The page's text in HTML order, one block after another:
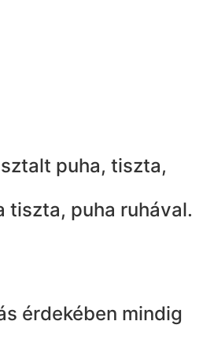
puha, tiszta,
tiszta, puha ruhával.
érdekében mindig